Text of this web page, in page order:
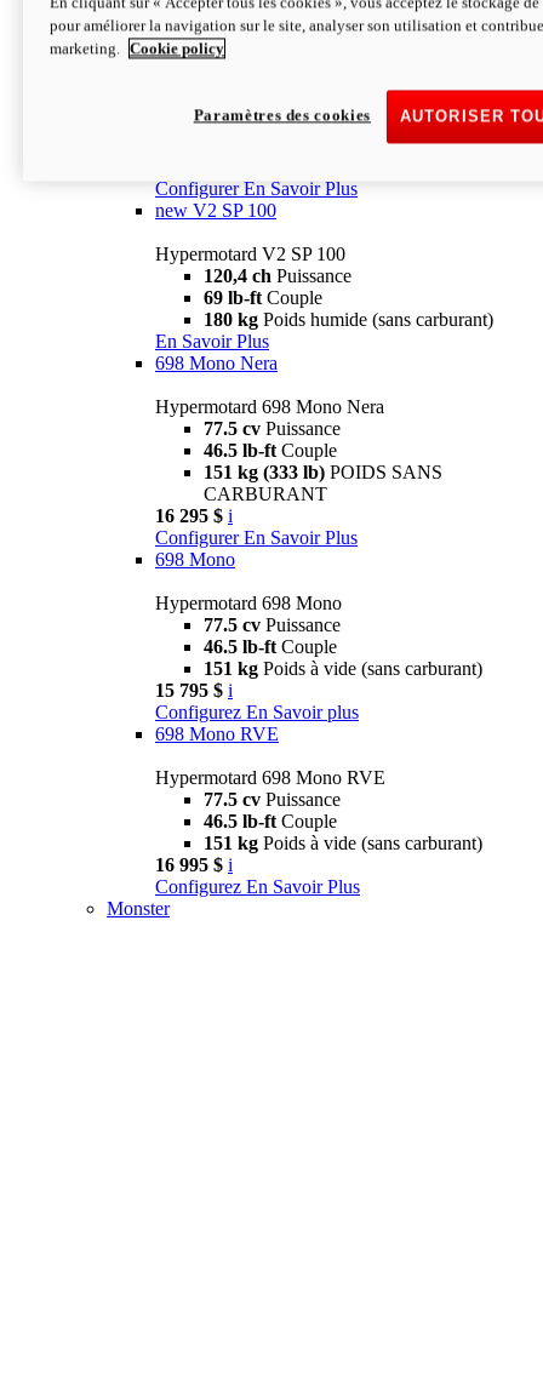
Configurer En Savoir Plus
newV2 SP
69 lb-ftCouple
Poids humide (sans carburant)
Configurer En Savoir Plus
new V2 SP 100
Hypermotard V2 SP 100
120,4 ch Puissance
69 lb-ft Couple
180 kg Poids humide (sans carburant)
En Savoir Plus
698 Mono Nera
Hypermotard 698 Mono Nera
77.5 cv Puissance
46.5 lb-ft Couple
151 kg (333 lb) POIDS SANS
CARBURANT
16 295 $ i
Configurer En Savoir Plus
698 Mono
Hypermotard 698 Mono
77.5 cv Puissance
46.5 lb-ft Couple
151 kg Poids à vide (sans carburant)
15 795 $ i
Configurez En Savoir plus
698 Mono RVE
Hypermotard 698 Mono RVE
77.5 cv Puissance
46.5 lb-ft Couple
151 kg Poids à vide (sans carburant)
16 995 $ i
Configurez En Savoir Plus
Monster
pour améliorer la navigation sur le site, analyser son utilisation et
marketing.
Cookie policy
AUTORISER
Paramètres des cookies